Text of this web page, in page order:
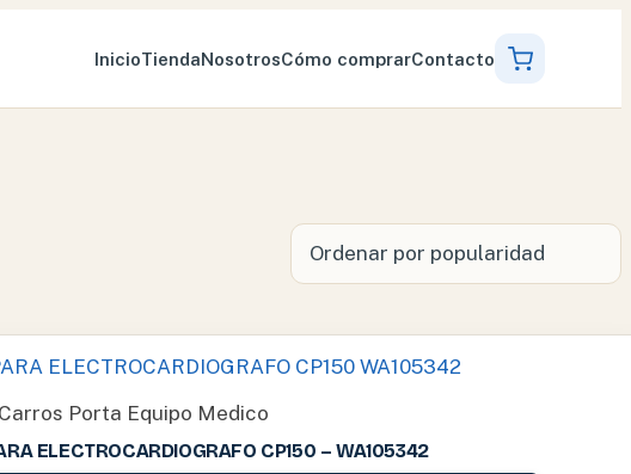
InicioTiendaNosotrosCómo comprarContacto
Carros Porta Equipo Medico
ELECTROCARDIOGRAFO CP150 – WA105342